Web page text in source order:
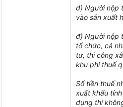
d) Người nộp
vào sản xuất
đ) Người nộp
tổ chức, cá
tư, thi công
khu phi thuế
Số tiền thuế
xuất khẩu
dụng thì